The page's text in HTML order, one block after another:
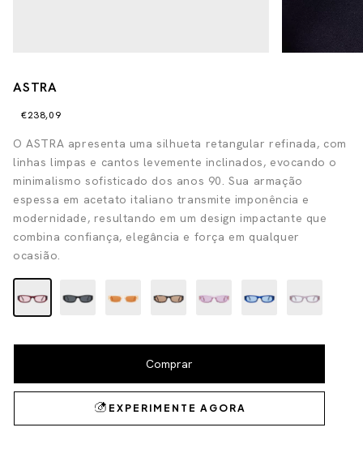
ASTRA
€238,09
O ASTRA apresenta uma silhueta retangular refinada, com
linhas limpas e cantos levemente inclinados, evocando o
minimalismo sofisticado dos anos 90. Sua armação
espessa em acetato italiano transmite imponência e
modernidade, resultando em um design impactante que
combina confiança, elegância e força em qualquer
ocasião.